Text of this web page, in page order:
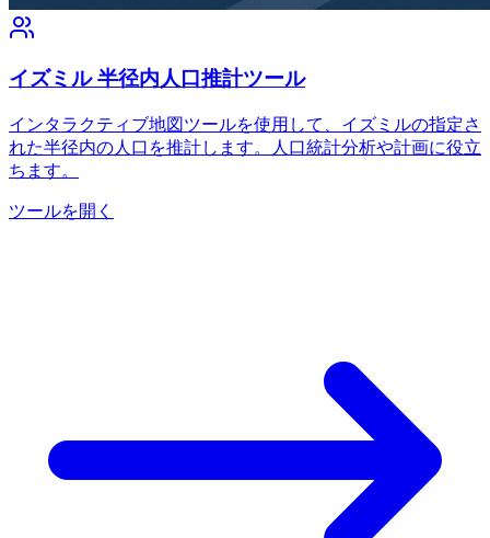
イズミル 半径内人口推計ツール
インタラクティブ地図ツールを使用して、イズミルの指定さ
れた半径内の人口を推計します。人口統計分析や計画に役立
ちます。
ツールを開く